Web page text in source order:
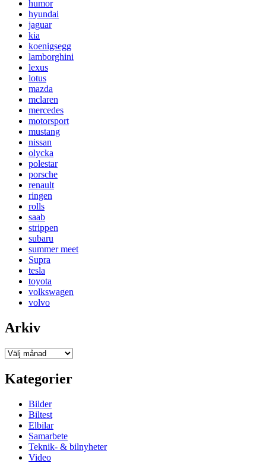
humor
hyundai
jaguar
kia
koenigsegg
lamborghini
lexus
lotus
mazda
mclaren
mercedes
motorsport
mustang
nissan
olycka
polestar
porsche
renault
ringen
rolls
saab
strippen
subaru
summer meet
Supra
tesla
toyota
volkswagen
volvo
Arkiv
Arkiv
Kategorier
Bilder
Biltest
Elbilar
Samarbete
Teknik- & bilnyheter
Video